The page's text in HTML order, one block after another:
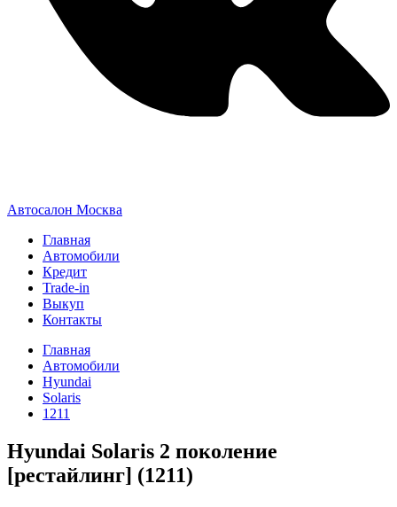
Автосалон Москва
Главная
Автомобили
Кредит
Trade-in
Выкуп
Контакты
Главная
Автомобили
Hyundai
Solaris
1211
Hyundai Solaris 2 поколение
[рестайлинг] (1211)